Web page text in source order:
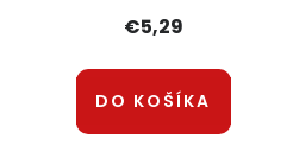
€5,29
DO KOŠÍKA